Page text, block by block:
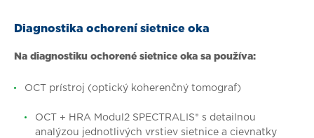
Diagnostika ochorení sietnice oka
Na diagnostiku ochorené sietnice oka sa používa:
OCT prístroj (optický koherenčný tomograf)
OCT + HRA Modul2 SPECTRALIS® s detailnou
analýzou jednotlivých vrstiev sietnice a cievnatky